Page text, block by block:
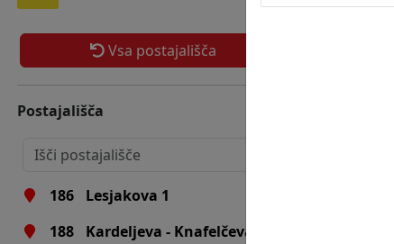
Vsa postajališča
Postajališča
181
Betnavska - Goriška
183 Betnavska - Goriška
184
185 Betnavska - Knafelčeva
186
Lesjakova 1
188
Kardeljeva - Knafelčeva